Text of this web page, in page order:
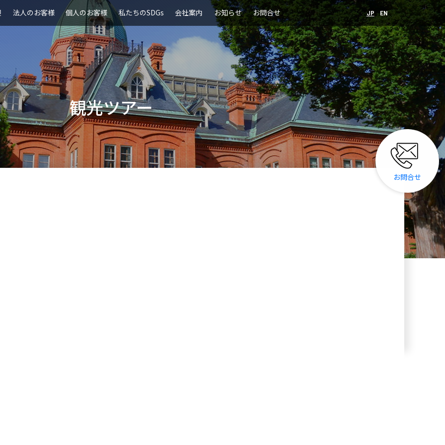
法人のお客様 個人のお客様 私たちのSDGs 会社案内 お知らせ お問合せ JP EN
観光ツアー
お問合せ